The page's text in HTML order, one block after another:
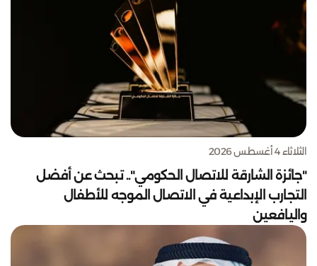
الثلاثاء 4 أغسطس 2026
"جائزة الشارقة للاتصال الحكومي".. تبحث عن أفضل
التجارب الإبداعية في الاتصال الموجه للأطفال
واليافعين